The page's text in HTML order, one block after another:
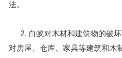
法。
2. 白蚁对木材和建筑物的破坏
对房屋、仓库、家具等建筑和木